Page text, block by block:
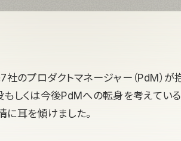
のプロダクトマネージャー（PdM）
もしくは今後PdMへの転身を考えてい
に耳を傾けました。